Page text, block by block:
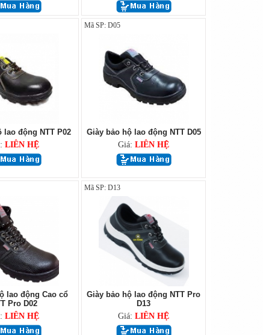
lao động NTT P02
LIÊN HỆ
Mã SP: D05
Giày bảo hộ lao động NTT D05
Giá: LIÊN HỆ
lao động Cao cổ
Pro D02
LIÊN HỆ
Mã SP: D13
Giày bảo hộ lao động NTT Pro
D13
Giá: LIÊN HỆ